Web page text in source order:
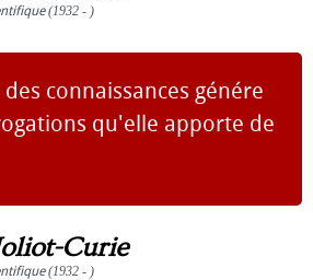
(1932 - )
connaissances génére
qu'elle apporte de
Curie
(1932 - )